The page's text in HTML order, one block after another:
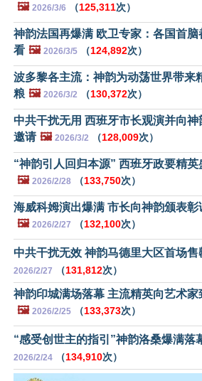
🖼️ 2026/3/6 （125,311次）
神韵法国再爆满 欧卫专家：各国首脑
看 🖼️ 2026/3/5 （124,892次）
波多黎各主流：神韵为动荡世界带来
粮 🖼️ 2026/3/2 （130,372次）
中共干扰无用 西班牙市长观演并向神
邀请 🖼️ 2026/3/2 （128,009次）
“神韵引人回归本源” 西班牙政要精英
🖼️ 2026/2/28 （133,750次）
海威科姆演出爆满 市长向神韵颁表彰
🖼️ 2026/2/27 （132,100次）
中共干扰无效 神韵马德里大区首场售
2026/2/27 （131,812次）
神韵印城满场落幕 主流精英向艺术家
🖼️ 2026/2/25 （133,373次）
“感受创世主的指引”神韵洛桑爆满落
2026/2/24 （134,910次）